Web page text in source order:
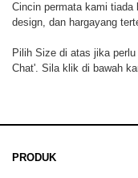
Cincin permata kami tiada
design, dan hargayang
Pilih Size di atas jika
Chat'. Sila klik di bawah
PRODUK